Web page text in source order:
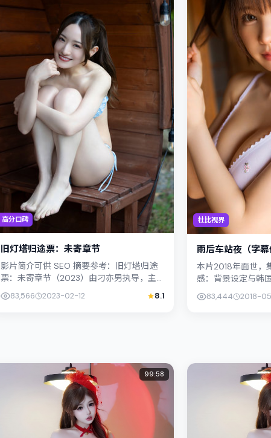
高分口碑
旧灯塔归途票：未寄章节
影片简介可供 SEO 摘要参考：旧灯塔归途
票：未寄章节（2023）由刁亦男执导，主
演胡歌；影片定位爱情，叙事锚定新加坡的
社会议题与个体命运，镜头...
83,566 2023-02-12 8.1
杜比视界
雨后车站夜（字幕
本片2018年面世，
感：背景设定与韩
呼应。导演黑泽清
感，杨紫琼饰演角
83,444 2018-
99:58